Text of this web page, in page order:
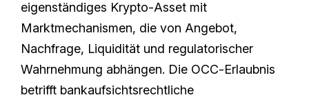
eigenständiges Krypto‑Asset mit
Marktmechanismen, die von Angebot,
Nachfrage, Liquidität und regulatorischer
Wahrnehmung abhängen. Die OCC‑Erlaubnis
betrifft bankaufsichtsrechtliche